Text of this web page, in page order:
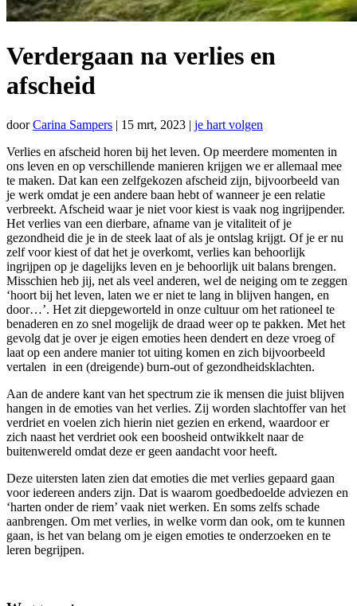
Verdergaan na verlies en
afscheid
doorCarina Sampers | 15 mrt, 2023 | je hart volgen
Verlies en afscheid horen bij het leven. Op meerdere momenten in
ons leven en op verschillende manieren krijgen we er allemaal mee
te maken. Dat kan een zelfgekozen afscheid zijn, bijvoorbeeld van
je werk omdat je een andere baan hebt of wanneer je een relatie
verbreekt. Afscheid waar je niet voor kiest is vaak nog ingrijpender.
Het verlies van een dierbare, afname van je vitaliteit of je
gezondheid die je in de steek laat of als je ontslag krijgt. Of je er nu
zelf voor kiest of dat het je overkomt, verlies kan behoorlijk
ingrijpen op je dagelijks leven en je behoorlijk uit balans brengen.
Misschien heb jij, net als veel anderen, wel de neiging om te zeggen
‘hoort bij het leven, laten we er niet te lang in blijven hangen, en
door…’. Het zit diepgeworteld in onze cultuur om het rationeel te
benaderen en zo snel mogelijk de draad weer op te pakken. Met het
gevolg dat je over je eigen emoties heen dendert en deze vroeg of
laat op een andere manier tot uiting komen en zich bijvoorbeeld
vertalen in een (dreigende) burn-out of gezondheidsklachten.
Aan de andere kant van het spectrum zie ik mensen die juist blijven
hangen in de emoties van het verlies. Zij worden slachtoffer van het
verdriet en voelen zich hierin niet gezien en erkend, waardoor er
zich naast het verdriet ook een boosheid ontwikkelt naar de
buitenwereld omdat deze er geen aandacht voor heeft.
Deze uitersten laten zien dat emoties die met verlies gepaard gaan
voor iedereen anders zijn. Dat is waarom goedbedoelde adviezen en
‘harten onder de riem’ vaak niet werken. En soms zelfs schade
aanbrengen. Om met verlies, in welke vorm dan ook, om te kunnen
gaan, is het van belang om je eigen emoties te onderzoeken en te
leren begrijpen.